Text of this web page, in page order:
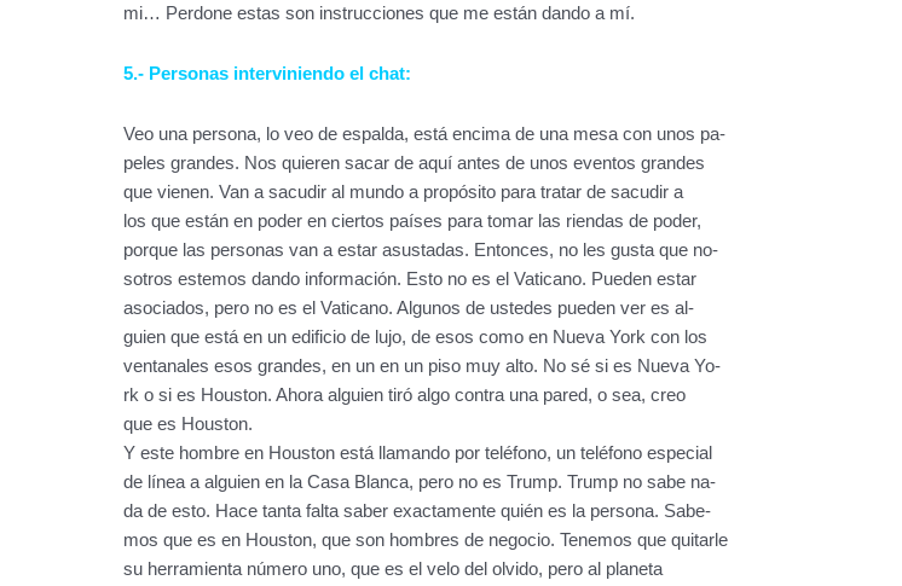
mi… Perdone estas son instrucciones que me están dando a mí.
5.- Personas interviniendo el chat:
Veo una persona, lo veo de espalda, está encima de una mesa con unos pa-
peles grandes. Nos quieren sacar de aquí antes de unos eventos grandes
que vienen. Van a sacudir al mundo a propósito para tratar de sacudir a
los que están en poder en ciertos países para tomar las riendas de poder,
porque las personas van a estar asustadas. Entonces, no les gusta que no-
sotros estemos dando información. Esto no es el Vaticano. Pueden estar
asociados, pero no es el Vaticano. Algunos de ustedes pueden ver es al-
guien que está en un edificio de lujo, de esos como en Nueva York con los
ventanales esos grandes, en un en un piso muy alto. No sé si es Nueva Yo-
rk o si es Houston. Ahora alguien tiró algo contra una pared, o sea, creo
que es Houston.
Y este hombre en Houston está llamando por teléfono, un teléfono especial
de línea a alguien en la Casa Blanca, pero no es Trump. Trump no sabe na-
da de esto. Hace tanta falta saber exactamente quién es la persona. Sabe-
mos que es en Houston, que son hombres de negocio. Tenemos que quitarle
su herramienta número uno, que es el velo del olvido, pero al planeta